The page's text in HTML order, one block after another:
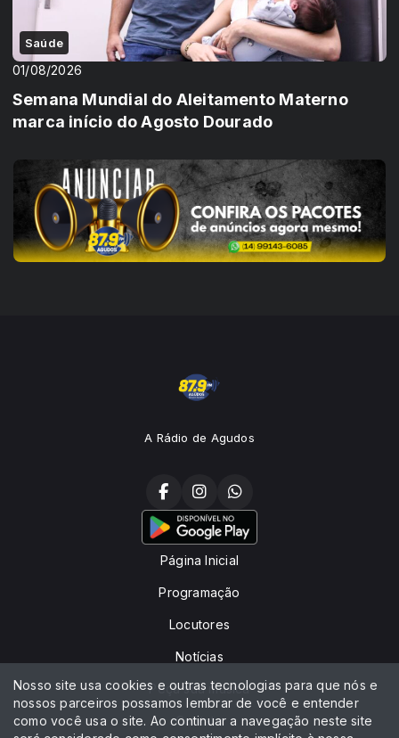
Saúde
01/08/2026
Semana Mundial do Aleitamento Materno
marca início do Agosto Dourado
A Rádio de Agudos
Página Inicial
Programação
Locutores
Notícias
Peça sua música
Contato
Nosso site usa cookies e outras tecnologias para que nós e
nossos parceiros possamos lembrar de você e entender
como você usa o site. Ao continuar a navegação neste site